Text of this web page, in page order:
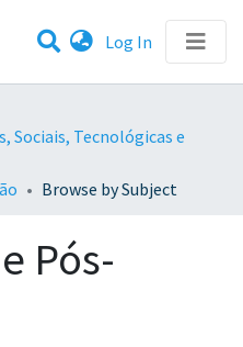
Log In (current)
Sociais, Tecnológicas e
Browse by Subject
Pós-